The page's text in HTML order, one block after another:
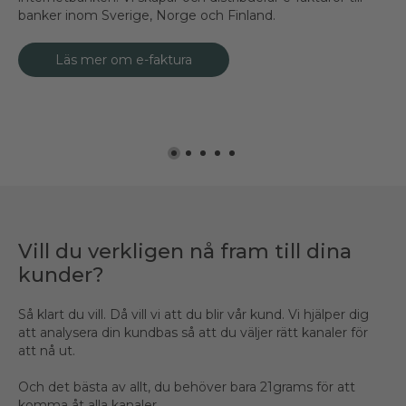
banker inom Sverige, Norge och Finland.
Läs mer om e-faktura
till alla tillgängliga digitala brevlådor där dina kunder finns.
Läs mer om digitala brevlådor
dokument och säkerställer att de hamnar hos dina kunder,
Läs mer om fysiska brev
privatkunder.
Läs mer om e-post
sekunden när kunderna ska nås av din kommunikation.
Läs mer om SMS
Vill du verkligen nå fram till dina
kunder?
Så klart du vill. Då vill vi att du blir vår kund. Vi hjälper dig
att analysera din kundbas så att du väljer rätt kanaler för
att nå ut.
Och det bästa av allt, du behöver bara 21grams för att